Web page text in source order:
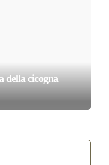
della cicogna